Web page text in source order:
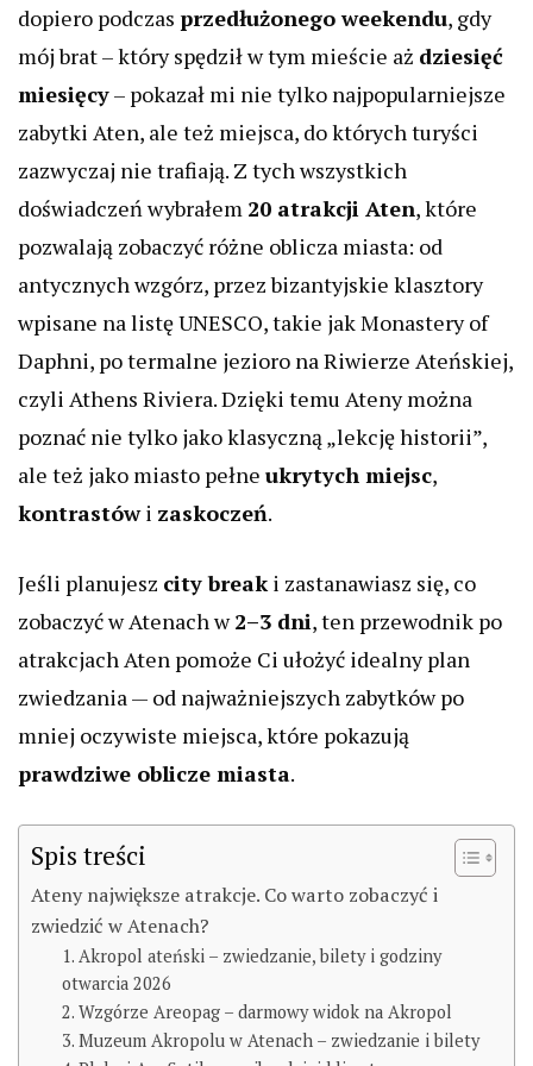
dopiero podczas przedłużonego weekendu, gdy
mój brat – który spędził w tym mieście aż dziesięć
miesięcy– pokazał mi nie tylko najpopularniejsze
zabytki Aten, ale też miejsca, do których turyści
zazwyczaj nie trafiają. Z tych wszystkich
doświadczeń wybrałem 20 atrakcji Aten, które
pozwalają zobaczyć różne oblicza miasta: od
antycznych wzgórz, przez bizantyjskie klasztory
wpisane na listę UNESCO, takie jakMonastery of
Daphni, po termalne jezioro na Riwierze Ateńskiej,
czyli Athens Riviera. Dzięki temu Ateny można
poznać nie tylko jako klasyczną „lekcję historii”,
ale też jako miasto pełne ukrytych miejsc,
kontrastówi zaskoczeń.
Jeśli planujesz city break i zastanawiasz się, co
zobaczyć w Atenach w2–3 dni, ten przewodnik po
atrakcjach Aten pomoże Ci ułożyć idealny plan
zwiedzania — od najważniejszych zabytków po
mniej oczywiste miejsca, które pokazują
prawdziwe oblicze miasta.
Spis treści
Ateny największe atrakcje. Co warto zobaczyć i
zwiedzić w Atenach?
1. Akropol ateński – zwiedzanie, bilety i godziny
otwarcia 2026
2. Wzgórze Areopag – darmowy widok na Akropol
3. Muzeum Akropolu w Atenach – zwiedzanie i bilety